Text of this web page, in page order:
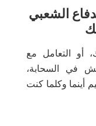
الشعبي
أو التعامل مع
في السحابة،
أينما وكلما كنت